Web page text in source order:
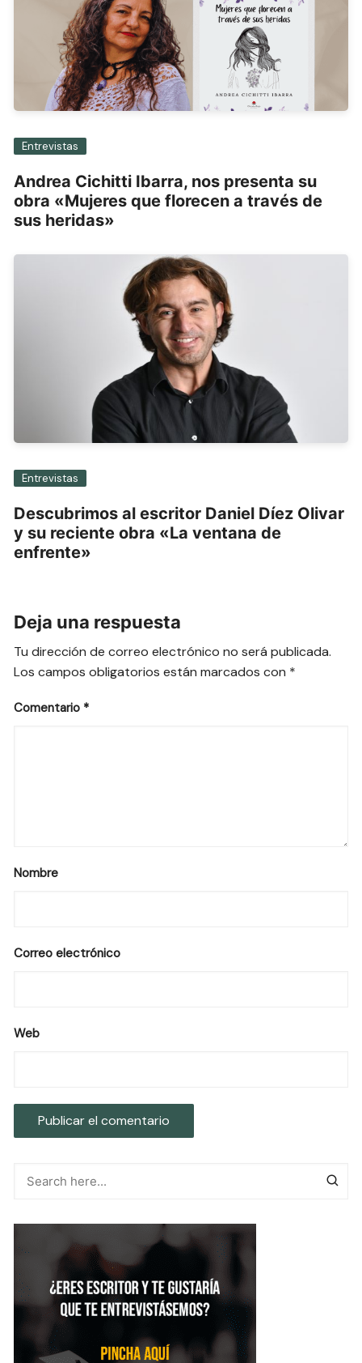
Entrevistas
Andrea Cichitti Ibarra, nos presenta su
obra «Mujeres que florecen a través de
sus heridas»
Entrevistas
Descubrimos al escritor Daniel Díez Olivar
y su reciente obra «La ventana de
enfrente»
Deja una respuesta
Tu dirección de correo electrónico no será publicada.
Los campos obligatorios están marcados con *
Comentario *
Nombre
Correo electrónico
Web